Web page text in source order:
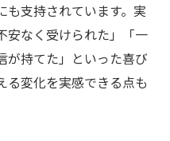
も支持されています。実
安なく受けられた」「一
が持てた」といった喜び
る変化を実感できる点も